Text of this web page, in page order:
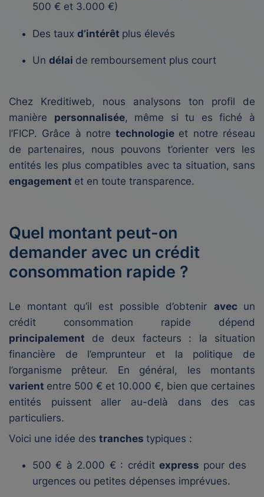
500 € et 3.000 €)
Des taux d’intérêt plus élevés
Un délai de remboursement plus court
Chez Kreditiweb, nous analysons ton profil de
manière personnalisée, même si tu es fiché à
l’FICP. Grâce à notretechnologie et notre réseau
de partenaires, nous pouvons t’orienter vers les
entités les plus compatibles avec ta situation, sans
engagement et en toute transparence.
Quel montant peut-on
demander avec un crédit
consommation rapide ?
Le montant qu’il est possible d’obtenir avec un
crédit consommation rapide dépend
principalement de deux facteurs : la situation
financière de l’emprunteur et la politique de
l’organisme prêteur. En général, les montants
varient entre 500 € et 10.000 €, bien que certaines
entités puissent aller au-delà dans des cas
particuliers.
Voici une idée des tranches typiques :
500 € à 2.000 € : créditexpress pour des
urgences ou petites dépenses imprévues.